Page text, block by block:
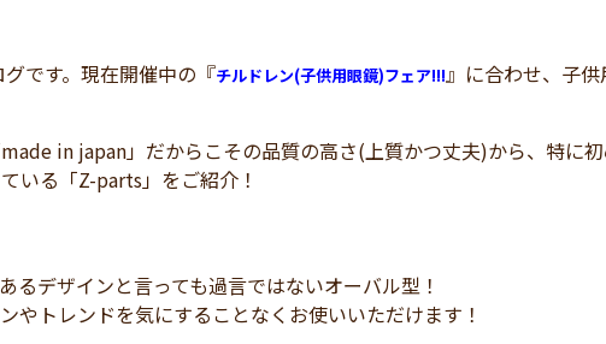
です。現在開催中の『チルドレン(子供用眼鏡)フェア!!!』に合わせ、子
in japan」だからこその品質の高さ(上質かつ丈夫)から、特に
いる「Z-parts」をご紹介！
るデザインと言っても過言ではないオーバル型！
やトレンドを気にすることなくお使いいただけます！